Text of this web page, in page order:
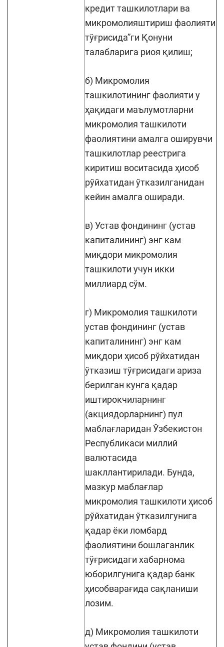
кредит ташкилотлари ва
микромолияштириш фаолияти
тўғрисида”ги Қонуни
талабларига риоя қилиш;
б) Микромолия
ташкилотининг фаолияти у
ҳақидаги маълумотларни
микромолия ташкилоти
фаолиятини амалга оширувчи
ташкилотлар реестрига
киритиш воситасида ҳисоб
рўйхатидан ўтказилганидан
кейин амалга оширади.
в) Устав фондининг (устав
капиталининг) энг кам
миқдори микромолия
ташкилоти учун икки
миллиард сўм.
г) Микромолия ташкилоти
устав фондининг (устав
капиталининг) энг кам
миқдори ҳисоб рўйхатидан
ўтказиш тўғрисидаги ариза
берилган кунга қадар
иштирокчиларнинг
(акциядорларнинг) пул
маблағларидан Ўзбекистон
Республикаси миллий
валютасида
шакллантирилади. Бунда,
мазкур маблағлар
микромолия ташкилоти ҳисоб
рўйхатидан ўтказилгунига
қадар ёки ломбард
фаолиятини бошлаганлик
тўғрисидаги хабарнома
юборилгунига қадар банк
ҳисобварағида сақланиши
лозим.
д) Микромолия ташкилоти